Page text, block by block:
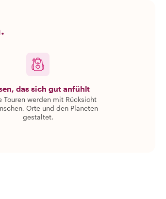
das sich gut anfühlt
Touren werden mit Rücksicht
Orte und den Planeten
gestaltet.